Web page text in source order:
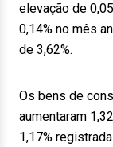
elevação de
0,14% no mês
de 3,62%.
Os bens de
aumentaram
1,17%